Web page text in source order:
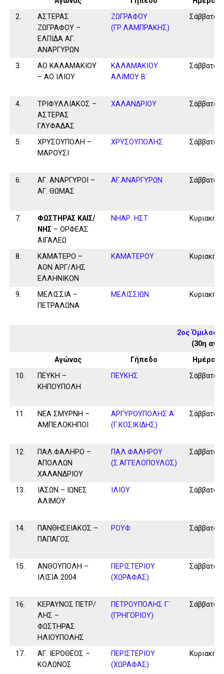
2.
ΑΣΤΕΡΑΣ
ΖΩΓΡΑΦΟΥ –
ΕΛΠΙΔΑ ΑΓ.
ΑΝΑΡΓΥΡΩΝ
ΖΩΓΡΑΦΟΥ
(ΓΡ.ΛΑΜΠΡΑΚΗΣ)
Σάββατο
3.
ΑΟ ΚΑΛΑΜΑΚΙΟΥ
– ΑΟ ΙΛΙΟΥ
ΚΑΛΑΜAKIOY
ΑΛΙΜΟΥ Β΄
Σάββατο
4.
ΤΡΙΦΥΛΛΙΑΚΟΣ –
ΑΣΤΕΡΑΣ
ΓΛΥΦΑΔΑΣ
ΧΑΛΑΝΔΡΙΟΥ Σάββατο
5.
ΧΡΥΣΟΥΠΟΛΗ –
ΜΑΡΟΥΣΙ
ΧΡΥΣΟΥΠΟΛΗΣ Σάββατο
6.
ΑΓ. ΑΝΑΡΓΥΡΟΙ –
ΑΓ. ΘΩΜΑΣ
ΑΓ.ΑΝΑΡΓΥΡΩΝ Σάββατο
7.
ΦΩΣΤΗΡΑΣ ΚΑΙΣ/
ΝΗΣ – ΟΡΦΕΑΣ
ΑΙΓΑΛΕΩ
ΝΗΑΡ. ΗΣΤ Κυριακή
8.
ΚΑΜΑΤΕΡΟ –
ΑΟΝ ΑΡΓ/ΛΗΣ
ΕΛΛΗΝΙΚΟΝ
ΚΑΜΑΤΕΡΟΥ Κυριακή
9.
ΜΕΛΙΣΣΙΑ –
ΠΕΤΡΑΛΩΝΑ
ΜΕΛΙΣΣΙΩΝ Κυριακή
2ος Όμιλος
(30η
Αγώνας
Γήπεδο
Ημέρα
10.
ΠΕΥΚΗ –
ΚΗΠΟΥΠΟΛΗ
ΠΕΥΚΗΣ Σάββατο
11.
ΝΕΑ ΣΜΥΡΝΗ –
ΑΜΠΕΛΟΚΗΠΟΙ
ΑΡΓΥΡΟΥΠΟΛΗΣ Α΄
(Γ.ΚΟΣΙΚΙΔΗΣ)
Σάββατο
12.
ΠΑΛ.ΦΑΛΗΡΟ –
ΑΠΟΛΛΩΝ
ΧΑΛΑΝΔΡΙΟΥ
ΠΑΛ.ΦΑΛΗΡΟΥ
(Σ.ΑΓΓΕΛΟΠΟΥΛΟΣ)
Σάββατο
13.
ΙΑΣΩΝ – ΙΩΝΕΣ
ΑΛΙΜΟΥ
ΙΛΙΟΥ Σάββατο
14.
ΠΑΝΘΗΣΕΙΑΚΟΣ –
ΠΑΠΑΓΟΣ
ΡΟΥΦ Σάββατο
15.
ΑΝΘΟΥΠΟΛΗ –
ΙΛΙΣΙΑ 2004
ΠΕΡΙΣΤΕΡΙΟΥ
(ΧΩΡΑΦΑΣ)
Σάββατο
16.
ΚΕΡΑΥΝΟΣ ΠΕΤΡ/
ΛΗΣ –
ΦΩΣΤΗΡΑΣ
ΗΛΙΟΥΠΟΛΗΣ
ΠΕΤΡΟΥΠΟΛΗΣ Γ΄
(ΓΡΗΓΟΡΙΟΥ)
Σάββατο
17.
ΑΓ. ΙΕΡΟΘΕΟΣ –
ΚΟΛΩΝΟΣ
ΠΕΡΙΣΤΕΡΙΟΥ
(ΧΩΡΑΦΑΣ)
Κυριακή